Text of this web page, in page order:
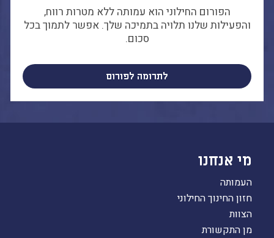
הפורום החילוני הוא עמותה ללא מטרות רווח,
והפעילות שלנו תלויה בתמיכה שלך. אפשר לתמוך בכל
סכום.
לתרומה לפורום
מי אנחנו
העמותה
חזון החינוך החילוני
הצוות
מן התקשורת